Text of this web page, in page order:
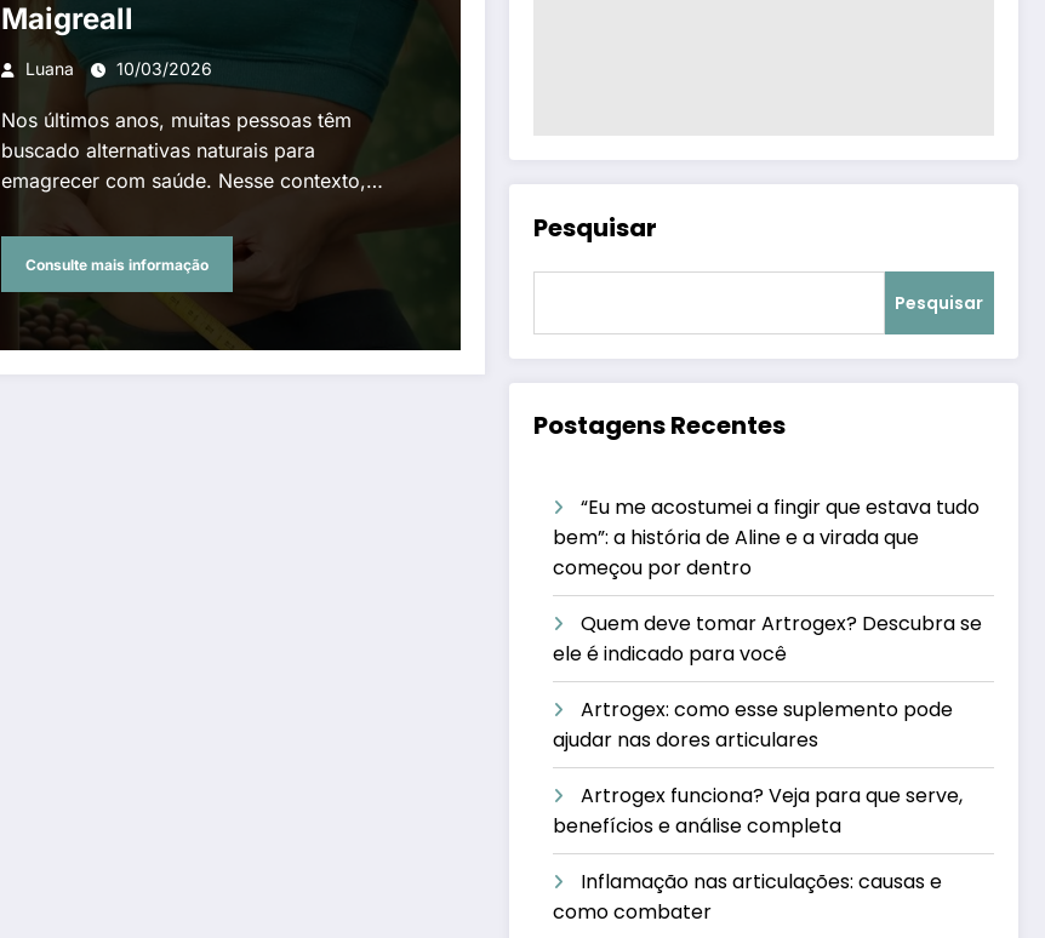
Maigreall
Luana 10/03/2026
Nos últimos anos, muitas pessoas têm
buscado alternativas naturais para
emagrecer com saúde. Nesse contexto,…
Consulte mais informação
Pesquisar
Pesquisar
Postagens Recentes
“Eu me acostumei a fingir que estava tudo
bem”: a história de Aline e a virada que
começou por dentro
Quem deve tomar Artrogex? Descubra se
ele é indicado para você
Artrogex: como esse suplemento pode
ajudar nas dores articulares
Artrogex funciona? Veja para que serve,
benefícios e análise completa
Inflamação nas articulações: causas e
como combater